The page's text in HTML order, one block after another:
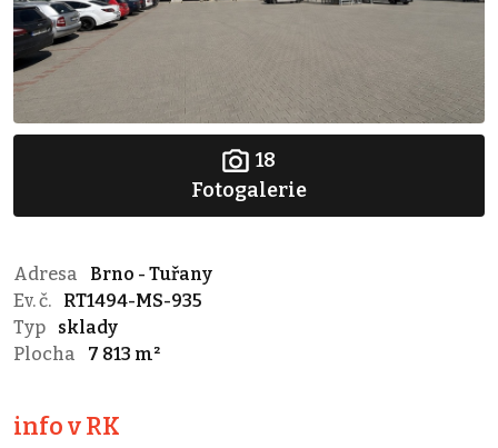
18
Fotogalerie
Adresa
Brno - Tuřany
Ev. č.
RT1494-MS-935
Typ
sklady
Plocha
7 813 m²
info v RK